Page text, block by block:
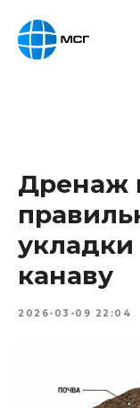
Дренаж
укладки
канаву
2026-03-09 22:04